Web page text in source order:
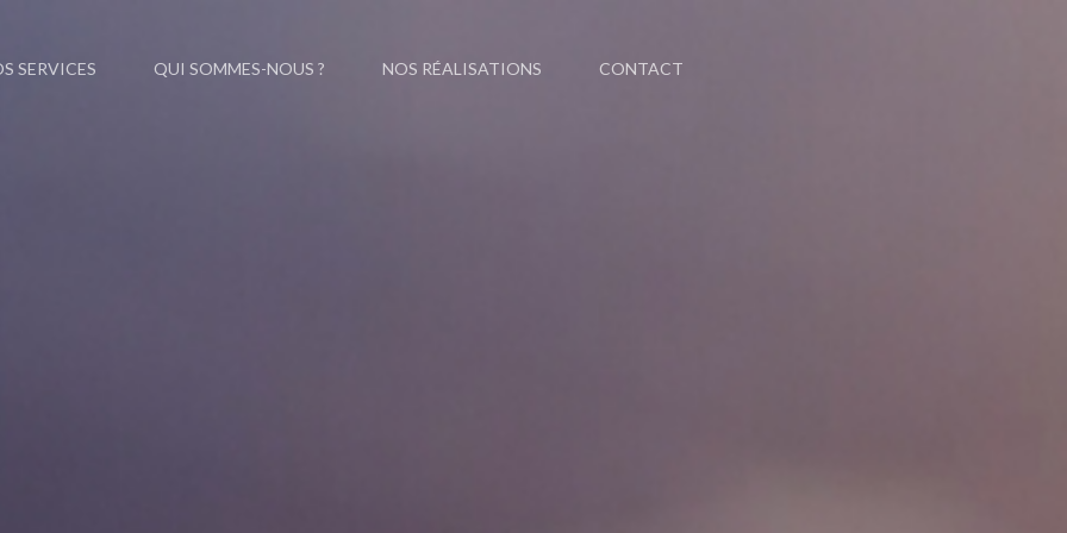
SERVICES QUI SOMMES-NOUS ? NOS RÉALISATIONS CONTACT